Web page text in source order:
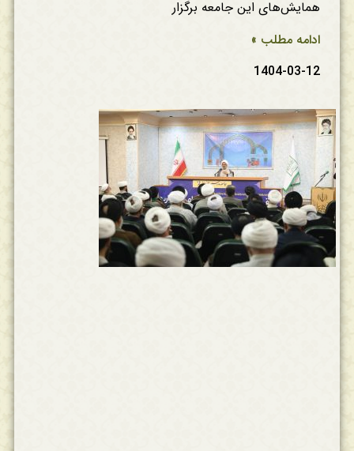
همایش‌های این جامعه برگزار
ادامه مطلب »
1404-03-12